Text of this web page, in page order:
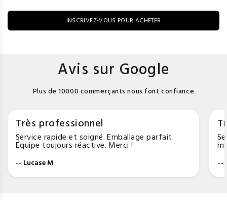
INSCRIVEZ-VOUS POUR ACHETER
Avis sur Google
Plus de 10000 commerçants nous font confiance
Très professionnel
Service rapide et soigné. Emballage parfait.
Équipe toujours réactive. Merci !
-- Lucase M --